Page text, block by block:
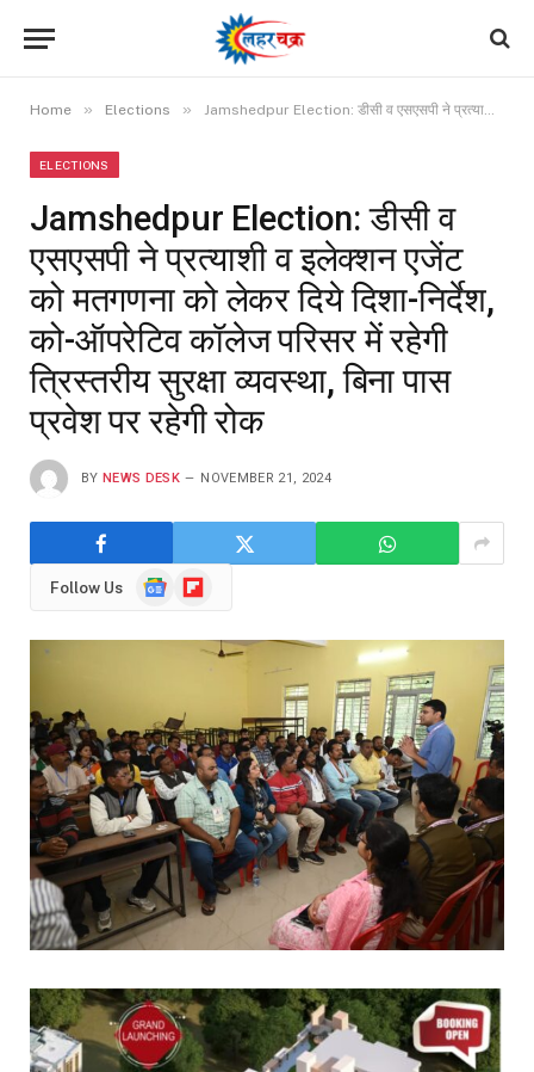
Home » Elections » Jamshedpur Election: डीसी व एसएसपी ने प्रत्याशी व इलेक्शन एजेंट को मतगणना को लेकर दिये दिशा-निर्देश, को-ऑपरेटिव कॉलेज परिसर में रहेगी त्रिस्तरीय सुरक्षा व्यवस्था, बिना पास प्रवेश पर रहेगी रोक
ELECTIONS
Jamshedpur Election: डीसी व
एसएसपी ने प्रत्याशी व इलेक्शन एजेंट
को मतगणना को लेकर दिये दिशा-निर्देश,
को-ऑपरेटिव कॉलेज परिसर में रहेगी
त्रिस्तरीय सुरक्षा व्यवस्था, बिना पास
प्रवेश पर रहेगी रोक
BY NEWS DESK NOVEMBER 21, 2024
Follow Us
GoogleFlipboard